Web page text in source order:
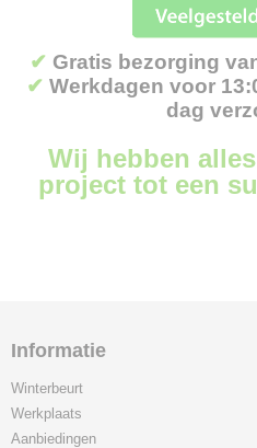
Diverse onderdelen
Overig
Speelgoed en Merchandise
Sportveldbelijning
✔ Gratis bezorging
✔ Werkdagen voor
dag
Wij hebben
project tot een
Informatie
Winterbeurt
Werkplaats
Aanbiedingen